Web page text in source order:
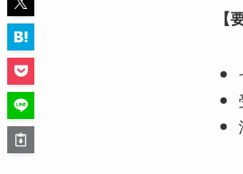
【